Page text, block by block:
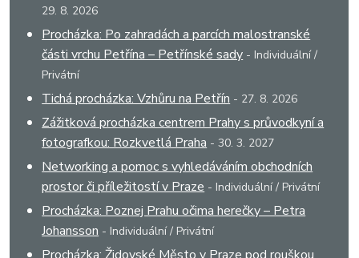
29. 8. 2026
Procházka: Po zahradách a parcích malostranské
části vrchu Petřína – Petřínské sady - Individuální /
Privátní
Tichá procházka: Vzhůru na Petřín - 27. 8. 2026
Zážitková procházka centrem Prahy s průvodkyní a
fotografkou: Rozkvetlá Praha - 30. 3. 2027
Networking a pomoc s vyhledáváním obchodních
prostor či příležitostí v Praze - Individuální / Privátní
Procházka: Poznej Prahu očima herečky – Petra
Johansson - Individuální / Privátní